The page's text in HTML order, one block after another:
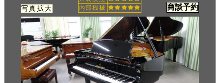
写真拡大
内部機械
商談予約